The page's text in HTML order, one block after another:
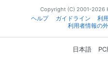
Copyright (C) 2001-2026
ヘルプ
ガイドライン 利
利用者情報の
日本語 PC